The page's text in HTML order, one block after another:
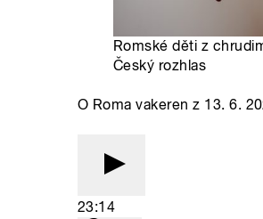
Romské děti z
Český rozhlas
O Roma vakeren z 13. 6.
23:14